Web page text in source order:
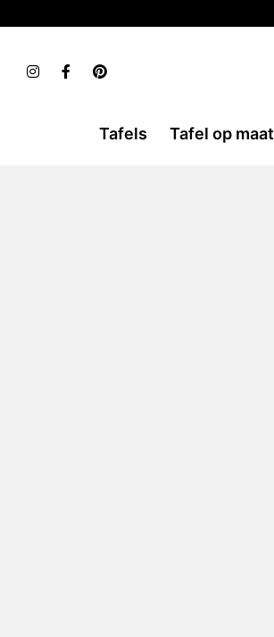
Tafels Tafel op maat